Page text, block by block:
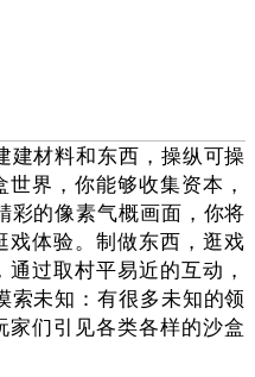
建材料和东西，操纵可操
界，你能够收集资本，
彩的像素气概画面，你将
体验。制做东西，逛戏
过取村平易近的互动，
索未知：有很多未知的领
们引见各类各样的沙盒